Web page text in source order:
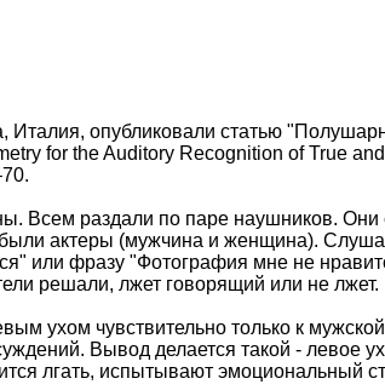
Италия, опубликовали статью
for the Auditory Recognition of True
Всем раздали по паре наушников.
актеры (мужчина и женщина).
или фразу "Фотография мне не
решали, лжет говорящий или не лжет.
ухом чувствительно только к
Вывод делается такой - левое
лгать, испытывают эмоциональный